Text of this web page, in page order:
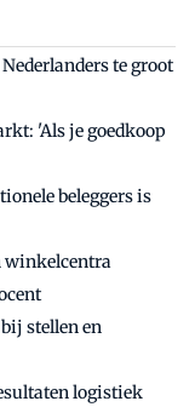
te groot
'Als je goedkoop
beleggers is
winkelcentra
stellen en
logistiek